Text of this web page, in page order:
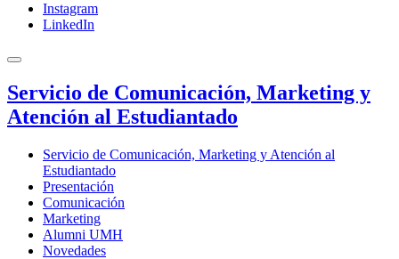
Instagram
LinkedIn
Servicio de Comunicación, Marketing y
Atención al Estudiantado
Servicio de Comunicación, Marketing y Atención al
Estudiantado
Presentación
Comunicación
Marketing
Alumni UMH
Novedades